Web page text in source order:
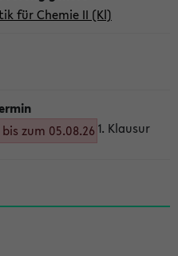
für Chemie II (Kl)
zum 05.08.26 1. Klausur